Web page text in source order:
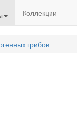
Коллекции
грибов